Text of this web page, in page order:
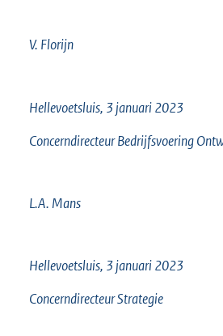
V. Florijn
Hellevoetsluis, 3 januari 2023
Concerndirecteur Bedrijfsvoering
L.A. Mans
Hellevoetsluis, 3 januari 2023
Concerndirecteur Strategie